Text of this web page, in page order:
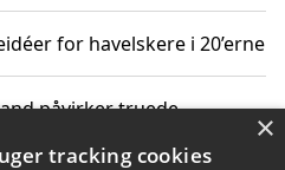
for havelskere i 20’erne
påvirker truede
×
tracking cookies